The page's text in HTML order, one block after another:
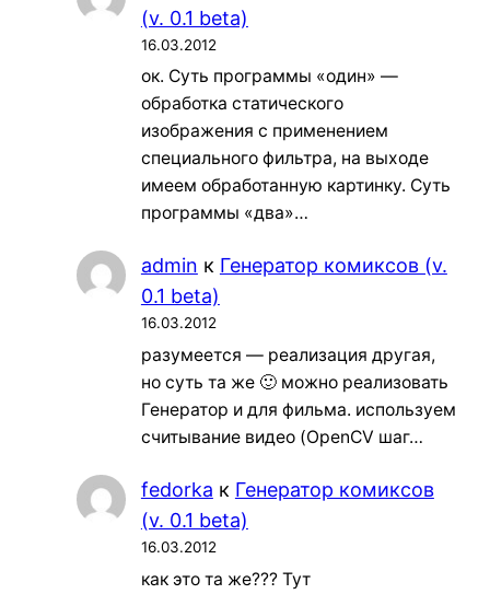
(v. 0.1 beta)
16.03.2012
ок. Суть программы «один» —
обработка статического
изображения с применением
специального фильтра, на выходе
имеем обработанную картинку. Суть
программы «два»…
admin к Генератор комиксов (v.
0.1 beta)
16.03.2012
разумеется — реализация другая,
но суть та же 🙂 можно реализовать
Генератор и для фильма. используем
считывание видео (OpenCV шаг…
fedorka к Генератор комиксов
(v. 0.1 beta)
16.03.2012
как это та же??? Тут